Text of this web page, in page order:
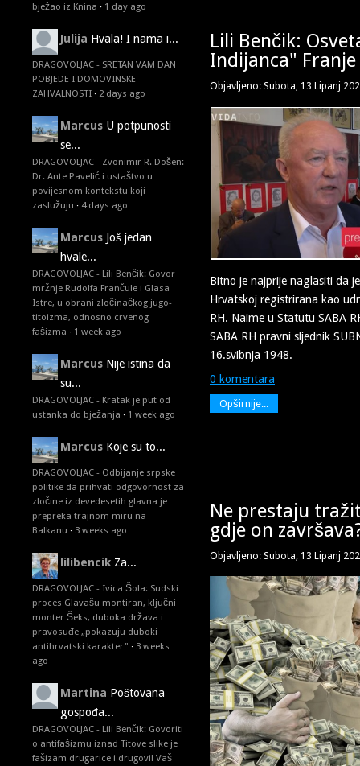
bježao iz Knina · 1 day ago
Julija Hvala! I nama i...
DRAGOVOLJAC - SRETAN VAM DAN
POBJEDE I DOMOVINSKE
ZAHVALNOSTI · 2 days ago
Marcus U potpunosti
se...
DRAGOVOLJAC - Zvonimir R. Došen:
Dr. Ante Pavelić i ustaštvo u
povijesnom kontekstu koji
zaslužuju · 4 days ago
Marcus Još jedan
hvale...
DRAGOVOLJAC - Lili Benčik: Govor
mržnje Rudolfa Frančule i Glasa
Istre, u obrani zločinačkog jugo-
titoizma, odnosno crvenog
fašizma · 1 week ago
Marcus Nije istina da
su...
DRAGOVOLJAC - Kratak je put od
ustanka do bježanja · 1 week ago
Marcus Koje su to...
DRAGOVOLJAC - Odbijanje srpske
politike da prihvati odgovornost za
zločine iz devedesetih glavna je
prepreka trajnom miru na
Balkanu · 3 weeks ago
lilibencik Za...
DRAGOVOLJAC - Ivica Šola: Sudski
proces Glavašu montiran, ključni
monter Šeks, duboka država i
pravosuđe „pokazuju duboki
antihrvatski karakter" · 3 weeks
ago
Martina Poštovana
gospođa...
DRAGOVOLJAC - Lili Benčik: Govoriti
o antifašizmu iznad Titove slike je
fašizam drugarice i drugovi! Vaš
Lili Benčik:
Indijanca"
Objavljeno: Subota, 13 Lipanj
Bitno je najprije naglasiti da
Hrvatskoj registrirana kao
RH. Naime u Statutu SABA
SABA RH pravni sljednik
16.svibnja 1948.
0 komentara
Opširnije...
Ne prestaju
gdje on
Objavljeno: Subota, 13 Lipanj